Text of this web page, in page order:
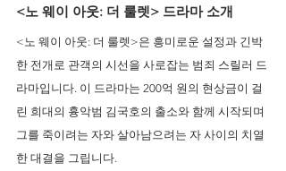
<노 웨이 아웃: 더 룰렛> 드라마 소개
<노 웨이 아웃: 더 룰렛>은 흥미로운 설정과 긴박
한 전개로 관객의 시선을 사로잡는 범죄 스릴러 드
라마입니다. 이 드라마는 200억 원의 현상금이 걸
린 희대의 흉악범 김국호의 출소와 함께 시작되며
그를 죽이려는 자와 살아남으려는 자 사이의 치열
한 대결을 그립니다.